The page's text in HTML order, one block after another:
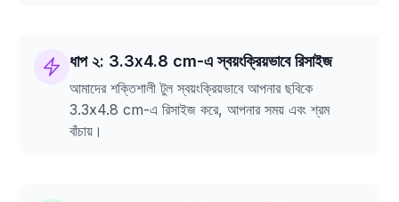
ধাপ ২: 3.3x4.8 cm-এ স্বয়ংক্রিয়ভাবে রিসাইজ
আমাদের শক্তিশালী টুল স্বয়ংক্রিয়ভাবে আপনার ছবিকে
3.3x4.8 cm-এ রিসাইজ করে, আপনার সময় এবং শ্রম
বাঁচায়।